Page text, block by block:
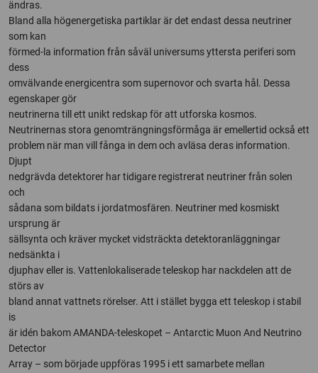
ändras.
Bland alla högenergetiska partiklar är det endast dessa neutriner
som kan
förmed-la information från såväl universums yttersta periferi som
dess
omvälvande energicentra som supernovor och svarta hål. Dessa
egenskaper gör
neutrinerna till ett unikt redskap för att utforska kosmos.
Neutrinernas stora genomträngningsförmåga är emellertid också ett
problem när man vill fånga in dem och avläsa deras information.
Djupt
nedgrävda detektorer har tidigare registrerat neutriner från solen
och
sådana som bildats i jordatmosfären. Neutriner med kosmiskt
ursprung är
sällsynta och kräver mycket vidsträckta detektoranläggningar
nedsänkta i
djuphav eller is. Vattenlokaliserade teleskop har nackdelen att de
störs av
bland annat vattnets rörelser. Att i stället bygga ett teleskop i stabil
is
är idén bakom AMANDA-teleskopet – Antarctic Muon And Neutrino
Detector
Array – som började uppföras 1995 i ett samarbete mellan